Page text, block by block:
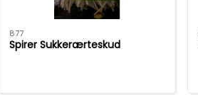
877
Spirer Sukkerærteskud